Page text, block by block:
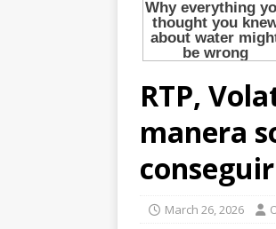
RTP,
manera
March 26, 2026